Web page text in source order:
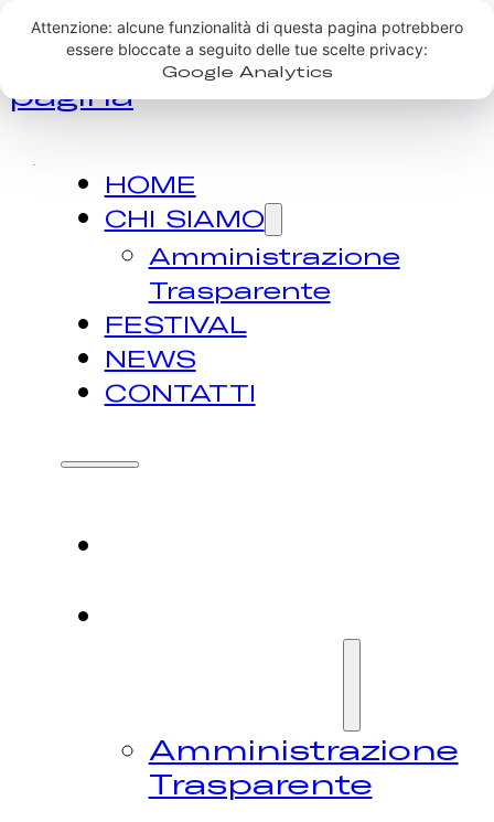
Vai al contenuto
principale Vai al piè di
pagina
HOME
CHI SIAMO
Amministrazione
Trasparente
FESTIVAL
NEWS
CONTATTI
Amministrazione
Trasparente
Attenzione: alcune funzionalità di questa pagina potrebbero
essere bloccate a seguito delle tue scelte privacy:
Google Analytics